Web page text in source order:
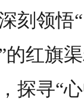
刻领悟
的红旗
探寻“